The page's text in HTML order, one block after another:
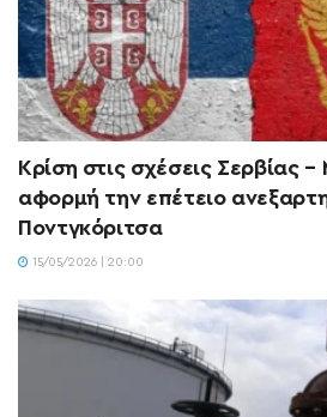
Κρίση στις σχέσεις Σερβίας
αφορμή την επέτειο
Ποντγκόριτσα
15/05/2026 | 20:00